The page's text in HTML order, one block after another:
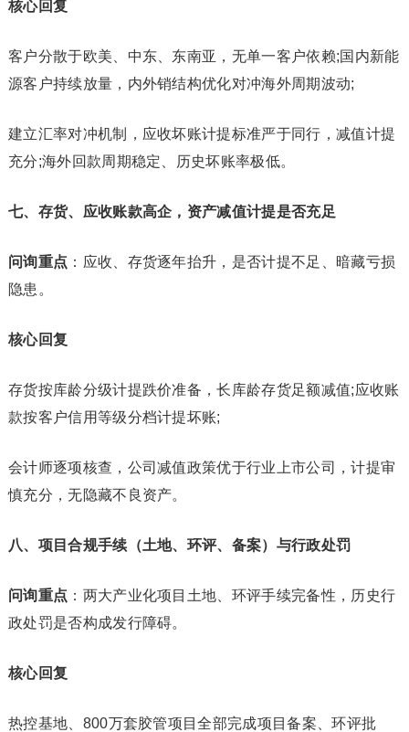
核心回复
客户分散于欧美、中东、东南亚，无单一客户依赖;国内新能
源客户持续放量，内外销结构优化对冲海外周期波动;
建立汇率对冲机制，应收坏账计提标准严于同行，减值计提
充分;海外回款周期稳定、历史坏账率极低。
七、存货、应收账款高企，资产减值计提是否充足
问询重点 ：应收、存货逐年抬升，是否计提不足、暗藏亏损
隐患。
核心回复
存货按库龄分级计提跌价准备，长库龄存货足额减值;应收账
款按客户信用等级分档计提坏账;
会计师逐项核查，公司减值政策优于行业上市公司，计提审
慎充分，无隐藏不良资产。
八、项目合规手续（土地、环评、备案）与行政处罚
问询重点 ：两大产业化项目土地、环评手续完备性，历史行
政处罚是否构成发行障碍。
核心回复
热控基地、800万套胶管项目全部完成项目备案、环评批